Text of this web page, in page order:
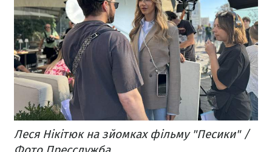
Леся Нікітюк на зйомках фільму "Песики" /